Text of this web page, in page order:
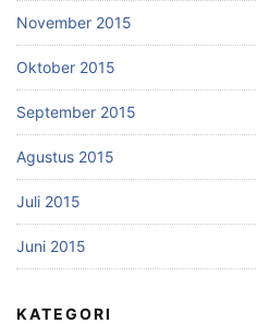
November 2015
Oktober 2015
September 2015
Agustus 2015
Juli 2015
Juni 2015
KATEGORI